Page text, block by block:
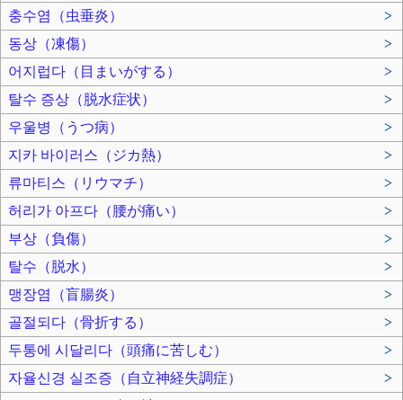
충수염（虫垂炎）
>
동상（凍傷）
>
어지럽다（目まいがする）
>
탈수 증상（脱水症状）
>
우울병（うつ病）
>
지카 바이러스（ジカ熱）
>
류마티스（リウマチ）
>
허리가 아프다（腰が痛い）
>
부상（負傷）
>
탈수（脱水）
>
맹장염（盲腸炎）
>
골절되다（骨折する）
>
두통에 시달리다（頭痛に苦しむ）
>
자율신경 실조증（自立神経失調症）
>